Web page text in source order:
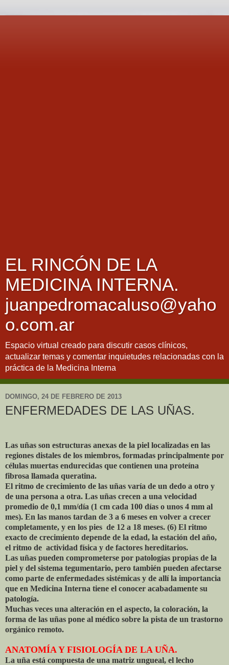
EL RINCÓN DE LA
MEDICINA INTERNA.
juanpedromacaluso@yaho
o.com.ar
Espacio virtual creado para discutir casos clínicos,
actualizar temas y comentar inquietudes relacionadas con la
práctica de la Medicina Interna
DOMINGO, 24 DE FEBRERO DE 2013
ENFERMEDADES DE LAS UÑAS.
Las uñas son estructuras anexas de la piel localizadas en las
regiones distales de los miembros, formadas principalmente por
células muertas endurecidas que contienen una proteína
fibrosa llamada queratina.
El ritmo de crecimiento de las uñas varía de un dedo a otro y
de una persona a otra. Las uñas crecen a una velocidad
promedio de 0,1 mm/día (1 cm cada 100 días o unos 4 mm al
mes). En las manos tardan de 3 a 6 meses en volver a crecer
completamente, y en los pies de 12 a 18 meses. (6) El ritmo
exacto de crecimiento depende de la edad, la estación del año,
el ritmo de actividad física y de factores hereditarios.
Las uñas pueden comprometerse por patologías propias de la
piel y del sistema tegumentario, pero también pueden afectarse
como parte de enfermedades sistémicas y de allí la importancia
que en Medicina Interna tiene el conocer acabadamente su
patología.
Muchas veces una alteración en el aspecto, la coloración, la
forma de las uñas pone al médico sobre la pista de un trastorno
orgánico remoto.
ANATOMÍA Y FISIOLOGÍA DE LA UÑA.
La uña está compuesta de una matriz ungueal, el lecho